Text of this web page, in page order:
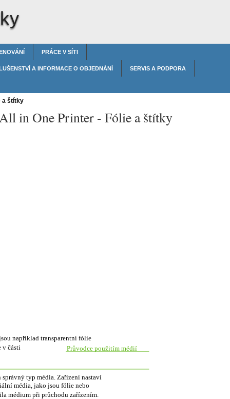
PRÁCE V SÍTI
A INFORMACE O OBJEDNÁNÍ SERVIS A PODPORA
a štítky
in One Printer - Fólie a štítky
například transparentní fólie
v části
Průvodce použitím médií
typ média. Zařízení nastaví
média, jako jsou fólie nebo
médium při průchodu zařízením.